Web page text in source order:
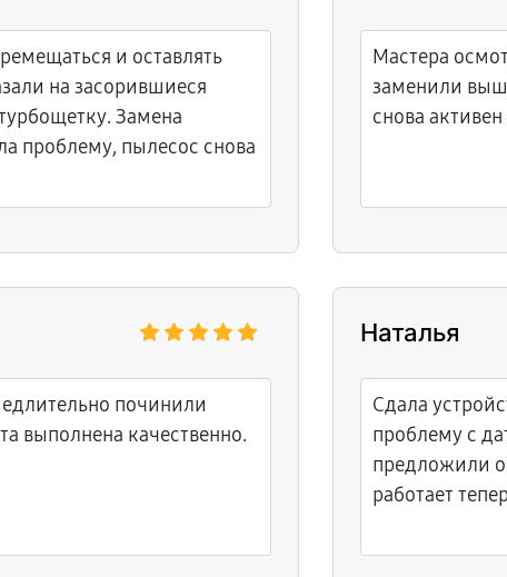
и оставлять
на засорившиеся
Замена
проблему, пылесос снова
Мастера
заменили
снова
починили
выполнена качественно.
Наталья
Сдала
проблему с
предложили
работает